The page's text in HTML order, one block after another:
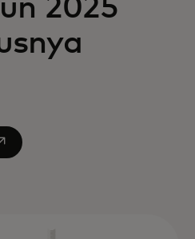
2025
in a new tab